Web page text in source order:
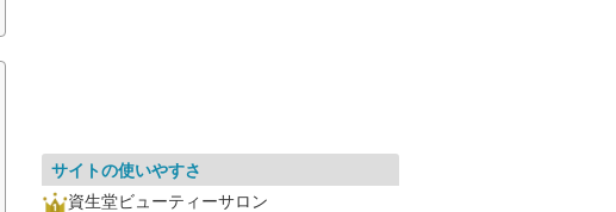
サイトの使いやすさ
資生堂ビューティーサロン